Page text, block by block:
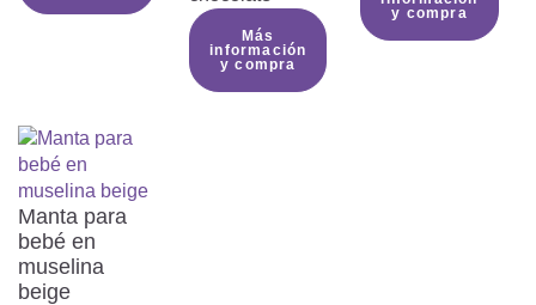
No utilices el producto si alguna de sus
partes está rota, desgarrada o dañada.
El uso continuado podría causar
lesiones o poner en peligro a los niños.
está cubierta:
permanece descubierta en todo
Más
información
y compra
y compra
Manta para
bebé en
muselina
beige